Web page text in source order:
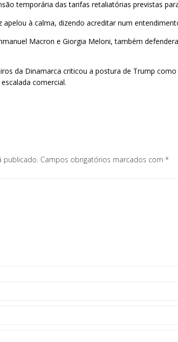
temporária das tarifas retaliatórias previstas
apelou à calma, dizendo acreditar num
Macron e Giorgia Meloni, também
da Dinamarca criticou a postura de Trump
comercial.
publicado. Campos obrigatórios marcados com *